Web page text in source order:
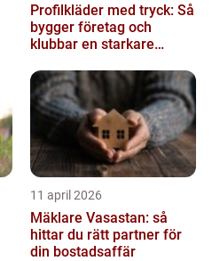
Profilkläder med tryck: Så
bygger företag och
klubbar en starkare
11 april 2026
Mäklare Vasastan: så
hittar du rätt partner för
din bostadsaffär